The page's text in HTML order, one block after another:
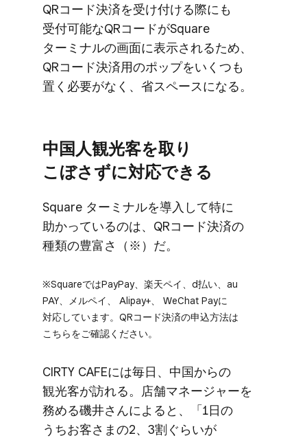
QRコード決済を​受け付ける​際にも​
受付可能な​QRコードが​Square
ターミナルの​画面に​表示される​ため、​
QRコード決済用の​ポップを​いくつも​
置く​必要が​なく、​省スペースに​なる。
中国人観光客を​取り​
こぼさずに​対応できる
Square ターミナルを​導入して​特に​
助かっているのは、​QRコード決済の​
種類の​豊富さ​（※）だ。
※Squareでは​PayPay、​楽天ペイ、​d払い、​au
PAY、​メルペイ、​ Alipay+、​ WeChat Payに​
対応しています。​QRコード決済の​申込方​法は​
こちらを​ご確認ください。
CIRTY CAFEには​毎日、​中国からの​
観光客が​訪れる。​店舗マネージャーを​
務める​磯井さんに​よると、​「1日の​
うちお客さまの​2、​3割ぐらいが​